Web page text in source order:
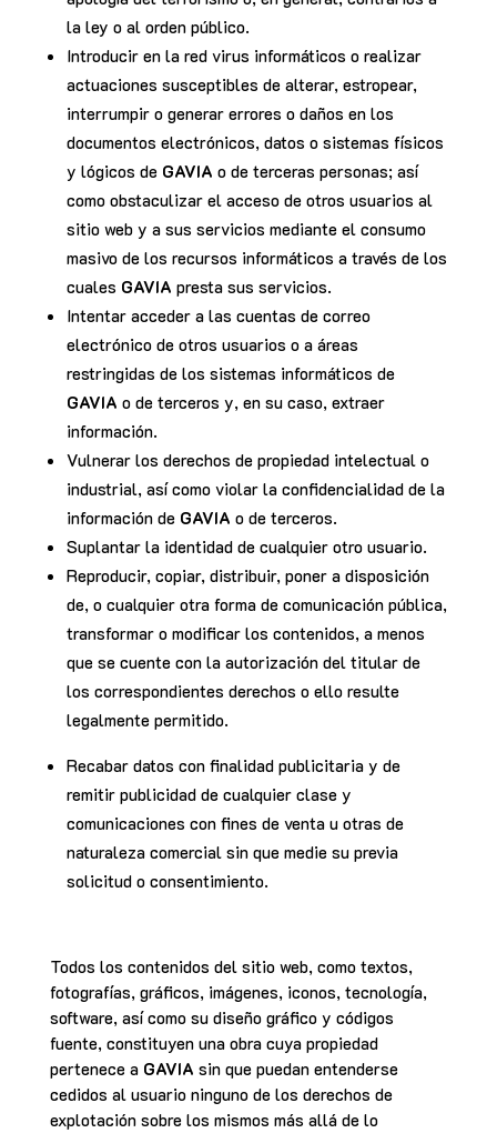
la ley o al orden público.
Introducir en la red virus informáticos o realizar
actuaciones susceptibles de alterar, estropear,
interrumpir o generar errores o daños en los
documentos electrónicos, datos o sistemas físicos
y lógicos de GAVIA o de terceras personas; así
como obstaculizar el acceso de otros usuarios al
sitio web y a sus servicios mediante el consumo
masivo de los recursos informáticos a través de los
cuales GAVIA presta sus servicios.
Intentar acceder a las cuentas de correo
electrónico de otros usuarios o a áreas
restringidas de los sistemas informáticos de
GAVIA o de terceros y, en su caso, extraer
información.
Vulnerar los derechos de propiedad intelectual o
industrial, así como violar la confidencialidad de la
información de GAVIA o de terceros.
Suplantar la identidad de cualquier otro usuario.
Reproducir, copiar, distribuir, poner a disposición
de, o cualquier otra forma de comunicación pública,
transformar o modificar los contenidos, a menos
que se cuente con la autorización del titular de
los correspondientes derechos o ello resulte
legalmente permitido.
Recabar datos con finalidad publicitaria y de
remitir publicidad de cualquier clase y
comunicaciones con fines de venta u otras de
naturaleza comercial sin que medie su previa
solicitud o consentimiento.
Todos los contenidos del sitio web, como textos,
fotografías, gráficos, imágenes, iconos, tecnología,
software, así como su diseño gráfico y códigos
fuente, constituyen una obra cuya propiedad
pertenece a GAVIA sin que puedan entenderse
cedidos al usuario ninguno de los derechos de
explotación sobre los mismos más allá de lo